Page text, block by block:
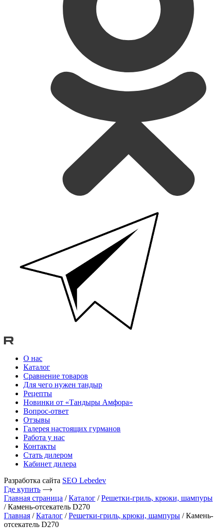
О нас
Каталог
Сравнение товаров
Для чего нужен тандыр
Рецепты
Новинки от «Тандыры Амфора»
Вопрос-ответ
Отзывы
Галерея настоящих гурманов
Работа у нас
Контакты
Стать дилером
Кабинет дилера
Разработка сайта SEO Lebedev
Где купить
Главная страница /Каталог /Решетки-гриль, крюки, шампуры
/Камень-отсекатель D270
Главная /Каталог /Решетки-гриль, крюки, шампуры / Камень-
отсекатель D270